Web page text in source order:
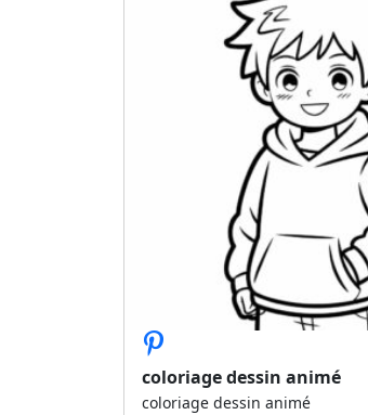
coloriage dessin animé
coloriage dessin animé